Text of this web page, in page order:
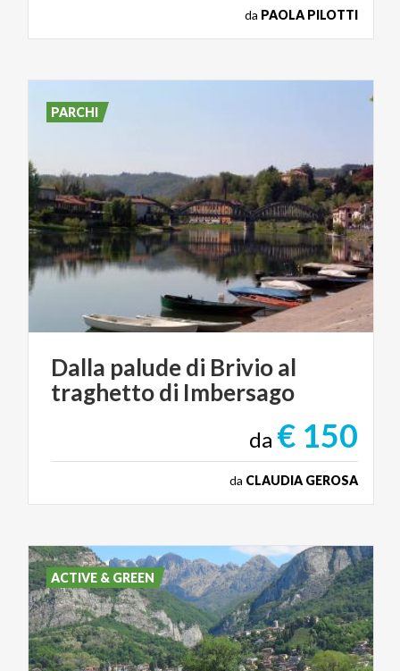
da PAOLA PILOTTI
Dalla paludedi Brivioal
traghettodi Imbersago
da € 150
da CLAUDIA GEROSA
PARCHI
ACTIVE & GREEN